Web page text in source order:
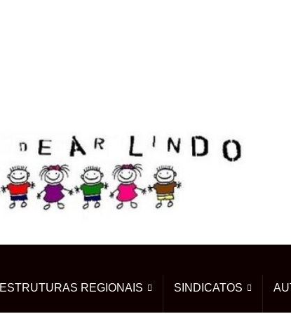
ESTRUTURAS REGIONAIS SINDICATOS